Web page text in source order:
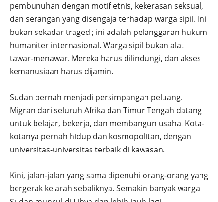
pembunuhan dengan motif etnis, kekerasan seksual,
dan serangan yang disengaja terhadap warga sipil. Ini
bukan sekadar tragedi; ini adalah pelanggaran hukum
humaniter internasional. Warga sipil bukan alat
tawar-menawar. Mereka harus dilindungi, dan akses
kemanusiaan harus dijamin.
Sudan pernah menjadi persimpangan peluang.
Migran dari seluruh Afrika dan Timur Tengah datang
untuk belajar, bekerja, dan membangun usaha. Kota-
kotanya pernah hidup dan kosmopolitan, dengan
universitas-universitas terbaik di kawasan.
Kini, jalan-jalan yang sama dipenuhi orang-orang yang
bergerak ke arah sebaliknya. Semakin banyak warga